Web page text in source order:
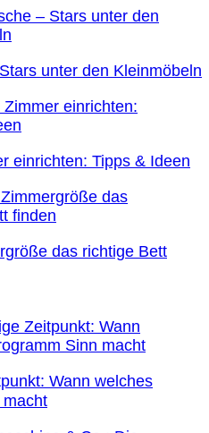
unter den Kleinmöbeln
einrichten: Tipps & Ideen
das richtige Bett
Wann welches
macht